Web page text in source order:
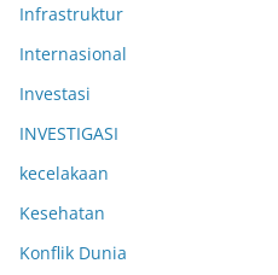
Infrastruktur
Internasional
Investasi
INVESTIGASI
kecelakaan
Kesehatan
Konflik Dunia